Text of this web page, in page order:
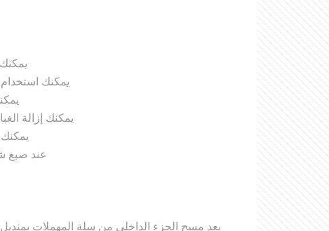
يمكنك استخدام
يمكنك إزالة
عند صبغ
بعد مسح الجزء الداخلي من سلة المهملات